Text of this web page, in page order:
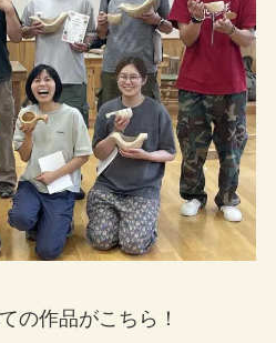
の作品がこちら！